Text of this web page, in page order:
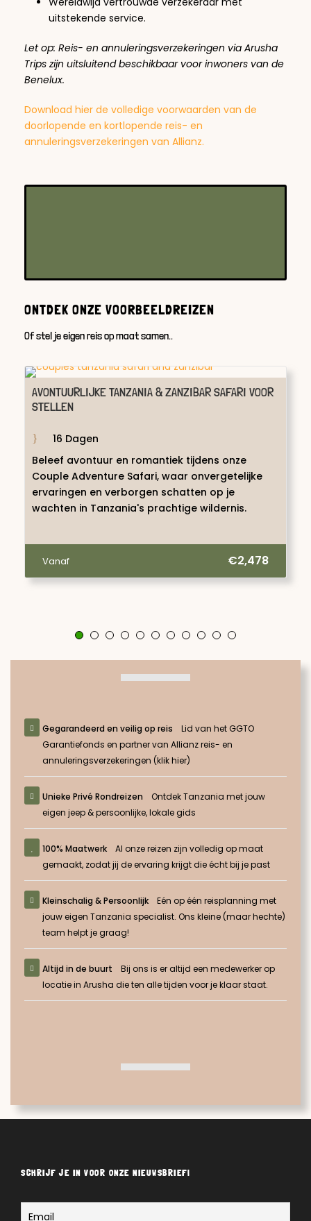
uitstekende service.
Let op: Reis- en annuleringsverzekeringen via Arusha
Trips zijn uitsluitend beschikbaar voor inwoners van de
Benelux.
Download hier de volledige voorwaarden van de
doorlopende en kortlopende reis- en
annuleringsverzekeringen van Allianz.
ONTDEK ONZE VOORBEELDREIZEN
Of stel je eigen reis op maat samen..
AVONTUURLIJKE TANZANIA & ZANZIBAR SAFARI VOOR
STELLEN
16 Dagen
Beleef avontuur en romantiek tijdens onze
Couple Adventure Safari, waar onvergetelijke
ervaringen en verborgen schatten op je
wachten in Tanzania's prachtige wildernis.
Vanaf €2,478
Gegarandeerd en veilig op reis
Lid van het GGTO
Garantiefonds en partner van Allianz reis- en
annuleringsverzekeringen (klik hier)
Unieke Privé Rondreizen
Ontdek Tanzania met jouw
eigen jeep & persoonlijke, lokale gids
100% Maatwerk
Al onze reizen zijn volledig op maat
gemaakt, zodat jij de ervaring krijgt die écht bij je past
Kleinschalig & Persoonlijk
Eén op één reisplanning met
jouw eigen Tanzania specialist. Ons kleine (maar hechte)
team helpt je graag!
Altijd in de buurt
Bij ons is er altijd een medewerker op
locatie in Arusha die ten alle tijden voor je klaar staat.
SCHRIJF JE IN VOOR ONZE NIEUWSBRIEF!